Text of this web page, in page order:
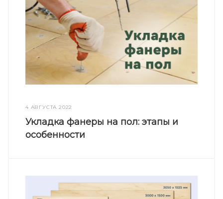
4 АВГУСТА 2022
Укладка фанеры на пол: этапы и
особенности